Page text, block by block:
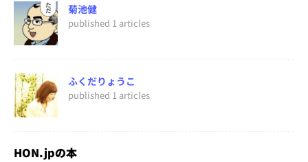
菊池健
published 1 articles
ふくだりょうこ
published 1 articles
HON.jpの本